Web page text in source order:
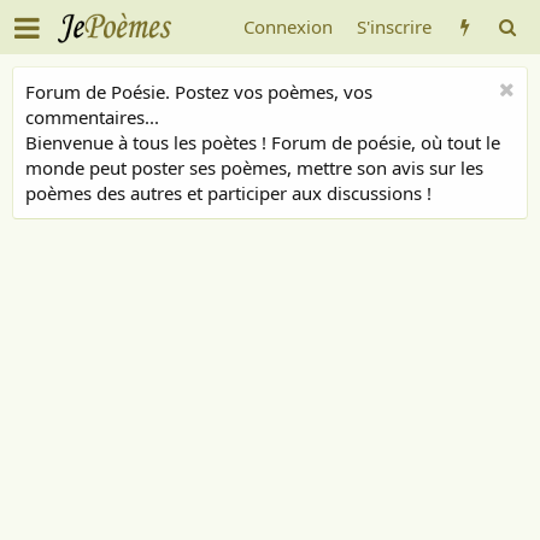
Connexion S'inscrire
Forum de Poésie. Postez vos poèmes, vos
commentaires...
Bienvenue à tous les poètes ! Forum de poésie, où tout le
monde peut poster ses poèmes, mettre son avis sur les
poèmes des autres et participer aux discussions !